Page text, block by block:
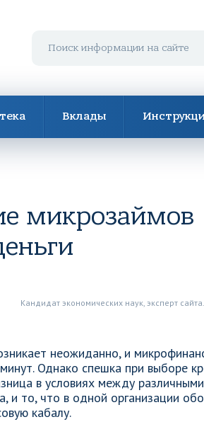
Вклады
микрозаймов
Кандидат экономических наук, эксперт сайта.
неожиданно, и
Однако спешка при выборе
в условиях между
и то, что в одной организации
кабалу.